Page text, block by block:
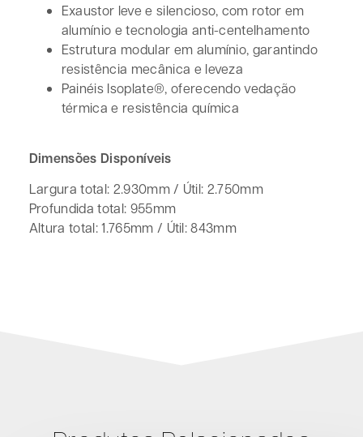
Exaustor leve e silencioso, com rotor em
alumínio e tecnologia anti-centelhamento
Estrutura modular em alumínio, garantindo
resistência mecânica e leveza
Painéis Isoplate®, oferecendo vedação
térmica e resistência química
Dimensões Disponíveis
Largura total: 2.930mm / Útil: 2.750mm
Profundida total: 955mm
Altura total: 1.765mm / Útil: 843mm